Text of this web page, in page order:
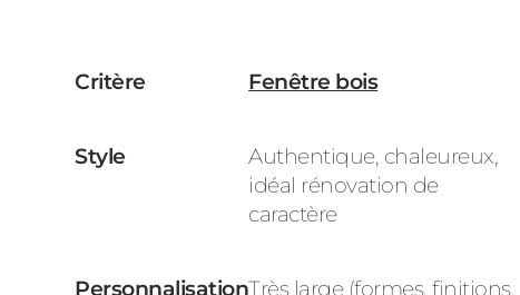
Critère Fenêtre bois
Style
Authentique, chaleureux,
idéal rénovation de
caractère
PersonnalisationTrès large (formes, finitions,